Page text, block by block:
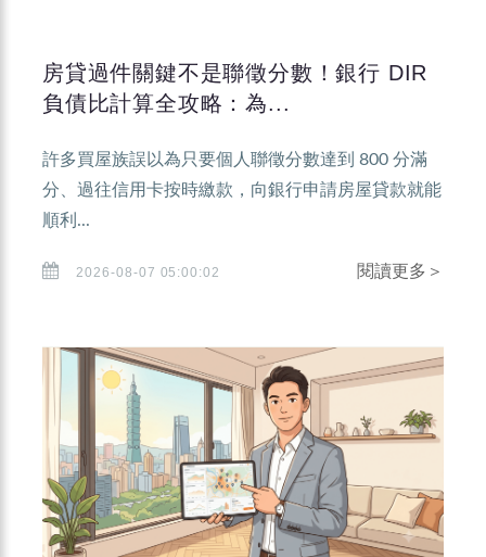
房貸過件關鍵不是聯徵分數！銀行 DIR
負債比計算全攻略：為...
許多買屋族誤以為只要個人聯徵分數達到 800 分滿
分、過往信用卡按時繳款，向銀行申請房屋貸款就能
順利...
2026-08-07 05:00:02 閱讀更多＞